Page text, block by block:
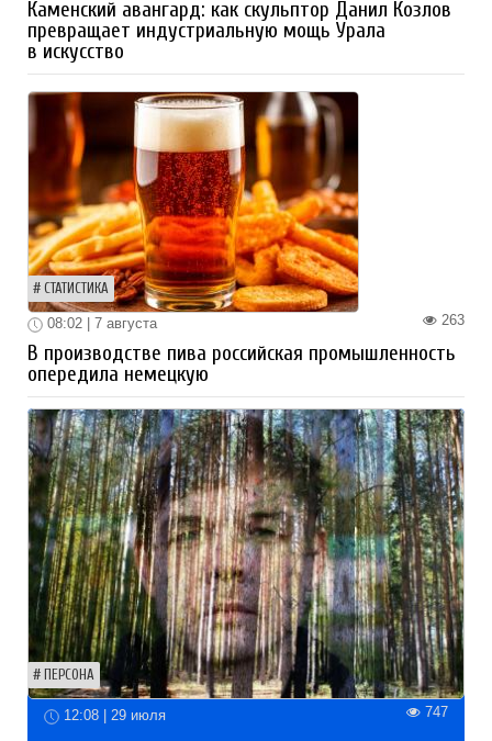
Каменский авангард: как скульптор Данил Козлов
превращает индустриальную мощь Урала
в искусство
СТАТИСТИКА
263
08:02 | 7 августа
В производстве пива российская промышленность
опередила немецкую
ПЕРСОНА
12:08 | 29 июля 747